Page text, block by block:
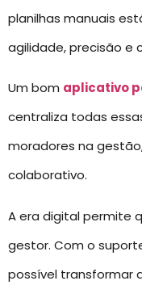
planilhas manuais
agilidade, precisão e
Um bom aplicativo
centraliza todas
moradores na
colaborativo.
A era digital permite
gestor. Com o
possível transformar